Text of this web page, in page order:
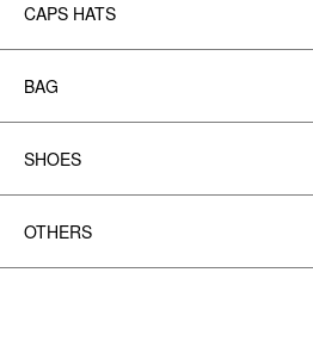
CAPS HATS
BAG
SHOES
OTHERS